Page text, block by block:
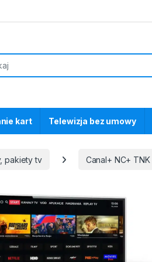
kart Telewizja bez umowy
pakiety tv Canal+ NC+ TNK